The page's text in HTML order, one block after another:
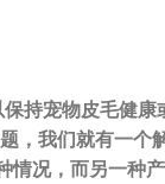
持宠物皮毛健康
，我们就有一个
情况，而另一种产